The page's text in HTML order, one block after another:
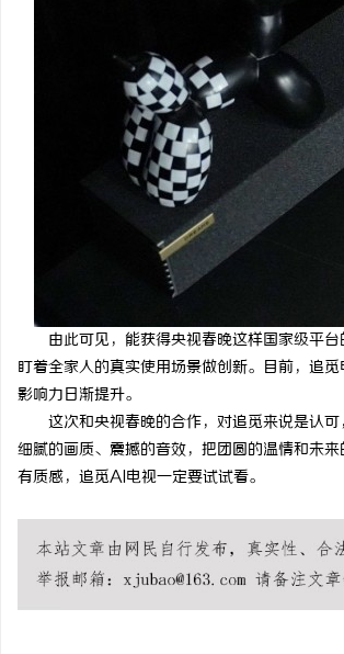
由此可见，能获得央视春晚这样国家级平
盯着全家人的真实使用场景做创新。目前，追
影响力日渐提升。
这次和央视春晚的合作，对追觅来说是认
细腻的画质、震撼的音效，把团圆的温情和未
有质感，追觅AI电视一定要试试看。